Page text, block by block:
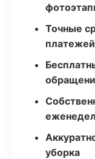
Точные
платежей
уборка